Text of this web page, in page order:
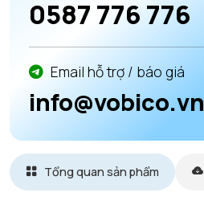
0587 776 776
Email hỗ trợ / báo giá
info@vobico.vn
Tổng quan sản phẩm